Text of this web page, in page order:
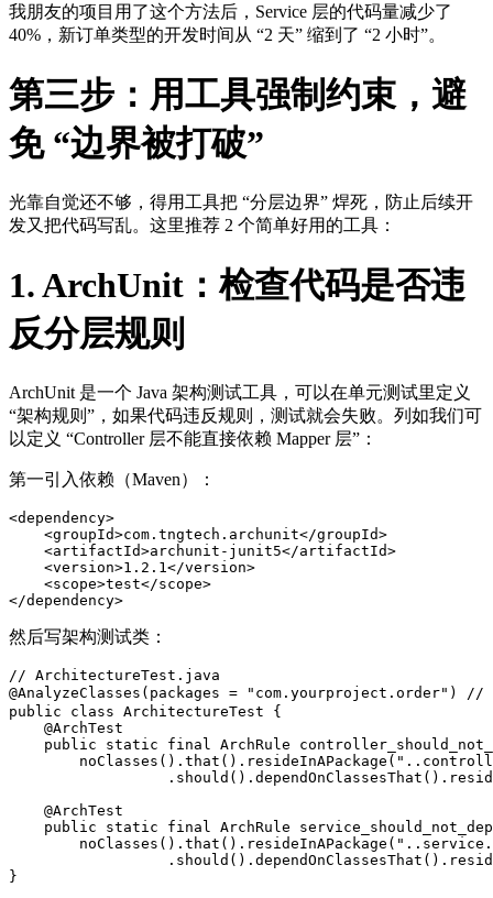
我朋友的项目用了这个方法后，Service 层的代码量减少了
40%，新订单类型的开发时间从 “2 天” 缩到了 “2 小时”。
第三步：用工具强制约束，避
免 “边界被打破”
光靠自觉还不够，得用工具把 “分层边界” 焊死，防止后续开
发又把代码写乱。这里推荐 2 个简单好用的工具：
1. ArchUnit：检查代码是否违
反分层规则
ArchUnit 是一个 Java 架构测试工具，可以在单元测试里定义
“架构规则”，如果代码违反规则，测试就会失败。列如我们可
以定义 “Controller 层不能直接依赖 Mapper 层”：
第一引入依赖（Maven）：
<dependency>
<groupId>com.tngtech.archunit</groupId>
<artifactId>archunit-junit5</artifactId>
<version>1.2.1</version>
<scope>test</scope>
</dependency>
然后写架构测试类：
// ArchitectureTest.java
@AnalyzeClasses (packages = "com.yourproject.order" ) //
public
class ArchitectureTest
{
@ArchTest
public
static final ArchRule
        noClasses().that().resideInAPackage(
@ArchTest
public
static final ArchRule
        noClasses().that().resideInAPackage(
}